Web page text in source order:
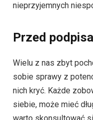
nieprzyjemnych
Przed
Wielu z nas zbyt
sobie sprawy z
nich kryć. Każde
siebie, może mieć